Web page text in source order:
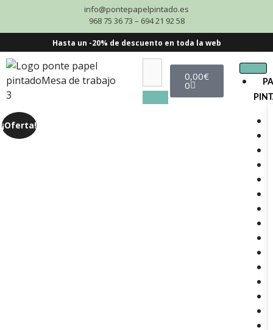
info@pontepapelpintado.es
968 75 36 73 – 694 21 92 58
Hasta un -20% de descuento en toda la web
0,00€
0
¡Oferta!